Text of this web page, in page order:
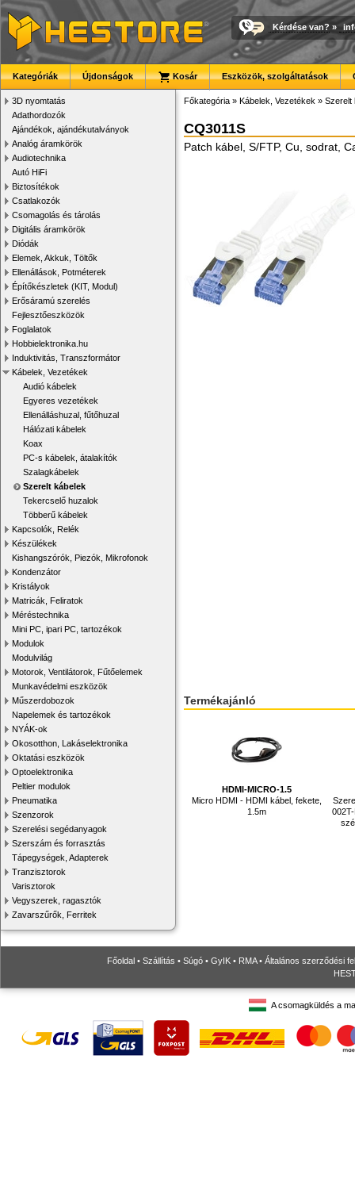
Kérdése van? »
Kategóriák Újdonságok Kosár Eszközök, szolgáltatások
3D nyomtatás
Adathordozók
Ajándékok, ajándékutalványok
Analóg áramkörök
Audiotechnika
Autó HiFi
Biztosítékok
Csatlakozók
Csomagolás és tárolás
Digitális áramkörök
Diódák
Elemek, Akkuk, Töltők
Ellenállások, Potméterek
Építőkészletek (KIT, Modul)
Erősáramú szerelés
Fejlesztőeszközök
Foglalatok
Hobbielektronika.hu
Induktivitás, Transzformátor
Kábelek, Vezetékek
Audió kábelek
Egyeres vezetékek
Ellenálláshuzal, fűtőhuzal
Hálózati kábelek
Koax
PC-s kábelek, átalakítók
Szalagkábelek
Szerelt kábelek
Tekercselő huzalok
Többerű kábelek
Kapcsolók, Relék
Készülékek
Kishangszórók, Piezók, Mikrofonok
Kondenzátor
Kristályok
Matricák, Feliratok
Méréstechnika
Mini PC, ipari PC, tartozékok
Modulok
Modulvilág
Motorok, Ventilátorok, Fűtőelemek
Munkavédelmi eszközök
Műszerdobozok
Napelemek és tartozékok
NYÁK-ok
Okosotthon, Lakáselektronika
Oktatási eszközök
Optoelektronika
Peltier modulok
Pneumatika
Szenzorok
Szerelési segédanyagok
Szerszám és forrasztás
Tápegységek, Adapterek
Tranzisztorok
Varisztorok
Vegyszerek, ragasztók
Zavarszűrők, Ferritek
Főkategória » Kábelek, Vezetékek » Szerelt
CQ3011S
Patch kábel, S/FTP, Cu, sodrat,
Termékajánló
HDMI-MICRO-1.5
Micro HDMI - HDMI kábel, fekete,
1.5m
Főoldal • Szállítás • Súgó • GyIK • RMA• Általános szerződési
A csomagküldés a